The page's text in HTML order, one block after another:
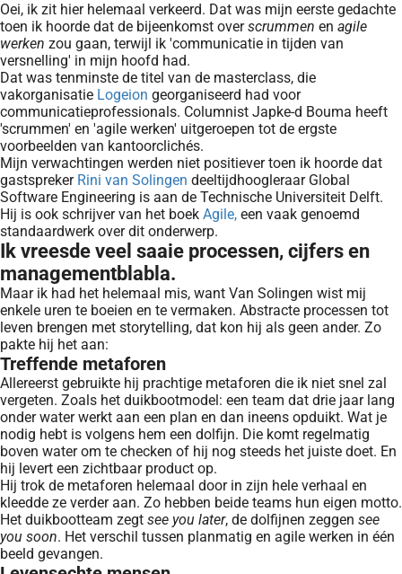
Oei, ik zit hier helemaal verkeerd. Dat was mijn eerste gedachte
toen ik hoorde dat de bijeenkomst overscrummen en agile
werken zou gaan, terwijl ik 'communicatie in tijden van
versnelling' in mijn hoofd had.
Dat was tenminste de titel van de masterclass, die
vakorganisatie Logeion georganiseerd had voor
communicatieprofessionals. Columnist Japke-d Bouma heeft
'scrummen' en 'agile werken' uitgeroepen tot de ergste
voorbeelden van kantoorclichés.
Mijn verwachtingen werden niet positiever toen ik hoorde dat
gastspreker Rini van Solingen deeltijdhoogleraar Global
Software Engineering is aan de Technische Universiteit Delft.
Hij is ook schrijver van het boek Agile, een vaak genoemd
standaardwerk over dit onderwerp.
Ik vreesde veel saaie processen, cijfers en
managementblabla.
Maar ik had het helemaal mis, want Van Solingen wist mij
enkele uren te boeien en te vermaken. Abstracte processen tot
leven brengen met storytelling, dat kon hij als geen ander. Zo
pakte hij het aan:
Treffende metaforen
Allereerst gebruikte hij prachtige metaforen die ik niet snel zal
vergeten. Zoals het duikbootmodel: een team dat drie jaar lang
onder water werkt aan een plan en dan ineens opduikt. Wat je
nodig hebt is volgens hem een dolfijn. Die komt regelmatig
boven water om te checken of hij nog steeds het juiste doet. En
hij levert een zichtbaar product op.
Hij trok de metaforen helemaal door in zijn hele verhaal en
kleedde ze verder aan. Zo hebben beide teams hun eigen motto.
Het duikbootteam zegt see you later, de dolfijnen zeggen see
you soon. Het verschil tussen planmatig en agile werken in één
beeld gevangen.